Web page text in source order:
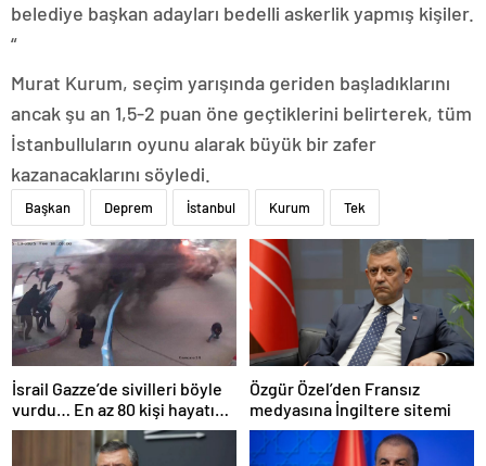
belediye başkan adayları bedelli askerlik yapmış kişiler.
“
Murat Kurum, seçim yarışında geriden başladıklarını
ancak şu an 1,5-2 puan öne geçtiklerini belirterek, tüm
İstanbulluların oyunu alarak büyük bir zafer
kazanacaklarını söyledi.
Başkan Deprem İstanbul Kurum Tek
İsrail Gazze’de sivilleri böyle
vurdu… En az 80 kişi hayatını
kaybetti
Özgür Özel’den Fransız
medyasına İngiltere sitemi